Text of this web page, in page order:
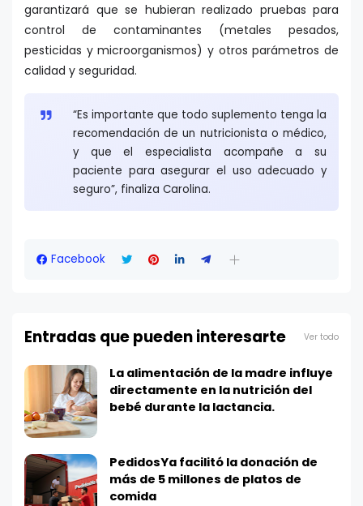
garantizará que se hubieran realizado pruebas para
control de contaminantes (metales pesados,
pesticidas y microorganismos) y otros parámetros de
calidad y seguridad.
“Es importante que todo suplemento tenga la
recomendación de un nutricionista o médico,
y que el especialista acompañe a su
paciente para asegurar el uso adecuado y
seguro”, finaliza Carolina.
Facebook
Entradas que pueden interesarte Ver todo
La alimentación de la madre influye
directamente en la nutrición del
bebé durante la lactancia.
PedidosYa facilitó la donación de
más de 5 millones de platos de
comida